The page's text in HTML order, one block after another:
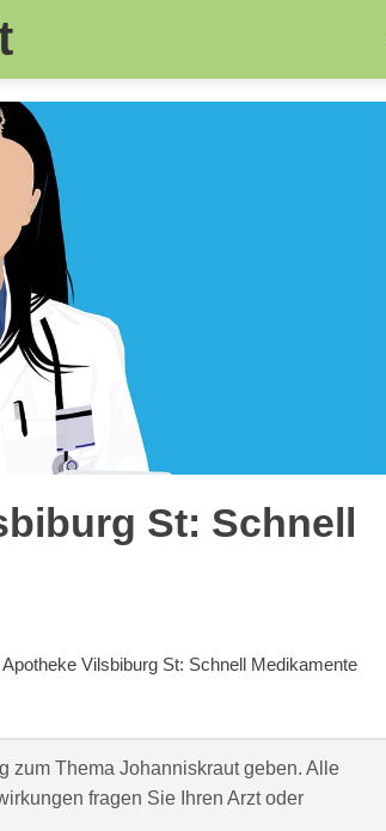
St: Schnell
Apotheke Vilsbiburg St: Schnell Medikamente
zum Thema Johanniskraut geben. Alle
fragen Sie Ihren Arzt oder